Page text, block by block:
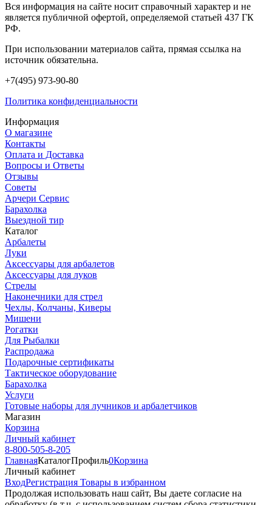
Вся информация на сайте носит справочный характер и не
является публичной офертой, определяемой статьей 437 ГК
РФ.
При использовании материалов сайта, прямая ссылка на
источник обязательна.
+7(495) 973-90-80
Политика конфиденциальности
Информация
О магазине
Контакты
Оплата и Доставка
Вопросы и Ответы
Отзывы
Советы
Арчери Сервис
Барахолка
Выездной тир
Каталог
Арбалеты
Луки
Аксессуары для арбалетов
Аксессуары для луков
Стрелы
Наконечники для стрел
Чехлы, Колчаны, Киверы
Мишени
Рогатки
Для Рыбалки
Распродажа
Подарочные сертификаты
Тактическое оборудование
Барахолка
Услуги
Готовые наборы для лучников и арбалетчиков
Магазин
Корзина
Личный кабинет
8-800-505-8-205
ГлавнаяКаталогПрофиль0Корзина
Личный кабинет
ВходРегистрация Товары в избранном
Продолжая использовать наш cайт, Вы даете согласие на